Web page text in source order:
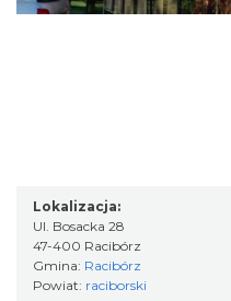
Lokalizacja:
Ul. Bosacka 28
47-400 Racibórz
Gmina: Racibórz
Powiat: raciborski